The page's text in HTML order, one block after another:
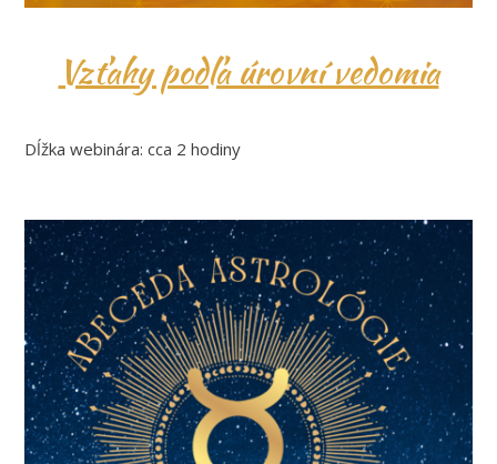
Vzťahy podľa úrovní vedomia
Dĺžka webinára: cca 2 hodiny